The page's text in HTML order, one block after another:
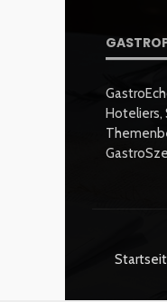
Hoteliers,